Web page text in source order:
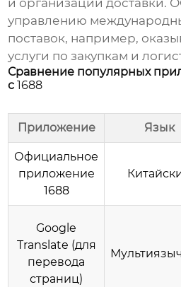
и организации доставки.
управлению
поставок, например,
услуги по закупкам и
Сравнение популярных
с1688
Приложение Язык
Официальное
приложение
1688
Google
Translate (для
перевода
страниц)